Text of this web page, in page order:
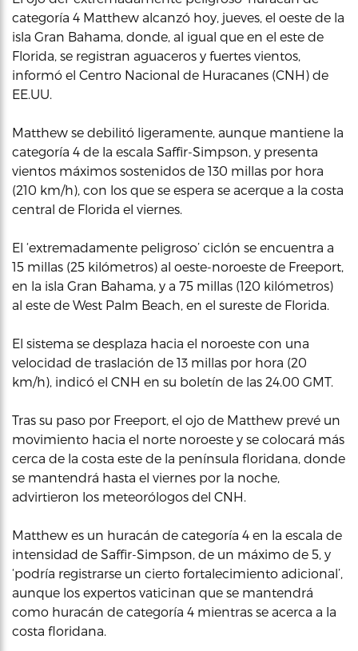
categoría 4 Matthew alcanzó hoy, jueves, el oeste de la
isla Gran Bahama, donde, al igual que en el este de
Florida, se registran aguaceros y fuertes vientos,
informó el Centro Nacional de Huracanes (CNH) de
EE.UU.
Matthew se debilitó ligeramente, aunque mantiene la
categoría 4 de la escala Saffir-Simpson, y presenta
vientos máximos sostenidos de 130 millas por hora
(210 km/h), con los que se espera se acerque a la costa
central de Florida el viernes.
El ‘extremadamente peligroso’ ciclón se encuentra a
15 millas (25 kilómetros) al oeste-noroeste de Freeport,
en la isla Gran Bahama, y a 75 millas (120 kilómetros)
al este de West Palm Beach, en el sureste de Florida.
El sistema se desplaza hacia el noroeste con una
velocidad de traslación de 13 millas por hora (20
km/h), indicó el CNH en su boletín de las 24.00 GMT.
Tras su paso por Freeport, el ojo de Matthew prevé un
movimiento hacia el norte noroeste y se colocará más
cerca de la costa este de la península floridana, donde
se mantendrá hasta el viernes por la noche,
advirtieron los meteorólogos del CNH.
Matthew es un huracán de categoría 4 en la escala de
intensidad de Saffir-Simpson, de un máximo de 5, y
‘podría registrarse un cierto fortalecimiento adicional’,
aunque los expertos vaticinan que se mantendrá
como huracán de categoría 4 mientras se acerca a la
costa floridana.